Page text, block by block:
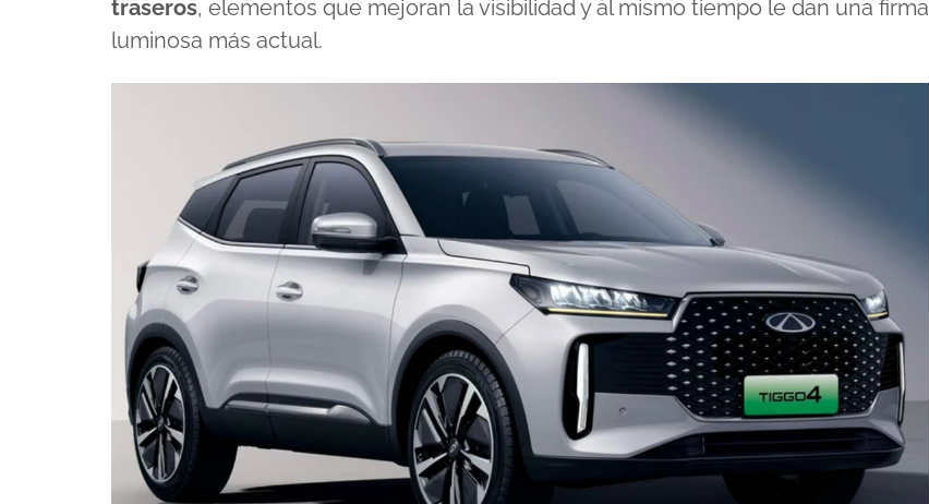
traseros, elementos que mejoran la visibilidad y al mismo tiempo le dan una firma
luminosa más actual.